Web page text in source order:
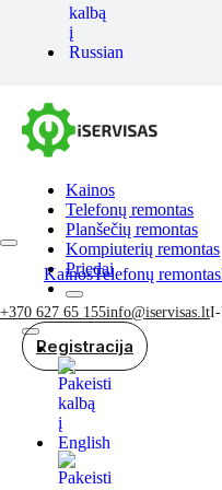
Kainos
Telefonų remontas
Planšečių remontas
Kompiuterių remontas
Priedai
Registracija
KainosTelefonų remontas
+370 627 65 155info@iservisas.ltI-